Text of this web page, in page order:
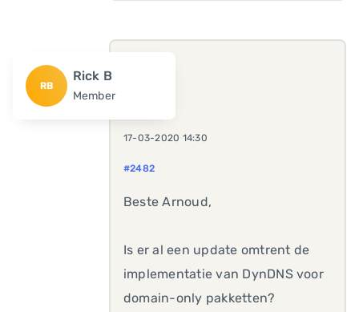
RB
Rick B
Member
17-03-2020 14:30
#2482
Beste Arnoud,
Is er al een update omtrent de
implementatie van DynDNS voor
domain-only pakketten?